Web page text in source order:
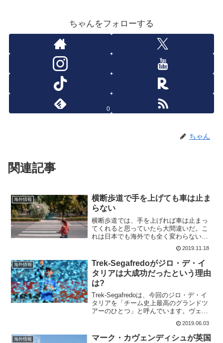
ちゃんをフォローする
0
ちゃん
関連記事
海外情報
横断歩道で手を上げても車は止ま
らない
横断歩道では、手を上げれば車は止まっ
てくれると思っていたら大間違いだ。こ
れは日本でも海外でも全く変わらないみ
たい。実は、私も横断歩道を自転車で渡
っていて車の影から来たバイクに跳ね飛
ばされたことがある(^-^;衝撃的な映像の
事故が起こったのは...
2019.11.18
海外情報
Trek-Segafredoがジロ・デ・イ
タリアは大成功だったという理由
は?
Trek-Segafredoは、今回のジロ・デ・イ
タリアを「チーム史上最高のグランドツ
アーのひとつ」と呼んでいます。ヴェロ
ーナで2019年のGiro d'Italiaを終え、ジュ
リオ・チッコーネとバウケ・モレマの活
躍で総合5位に輝き、チーム...
2019.06.03
海外情報
マーク・カヴェンディシュが英国